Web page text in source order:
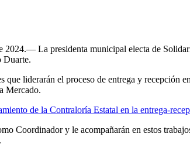
La presidenta municipal electa de
Duarte.
que liderarán el proceso de entrega y
Mercado.
de la Contraloría Estatal en la entrega-
Coordinador y le acompañarán en estos